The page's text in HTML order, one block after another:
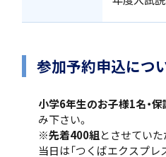
参加予約申込につ
小学6年生のお子様1名・
み下さい。
※先着400組とさせていた
当日は「つくばエクスプレ